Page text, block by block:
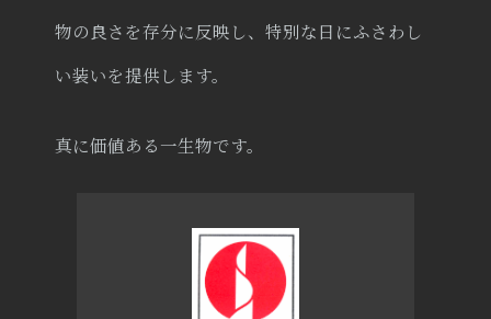
物の良さを存分に反映し、特別な日にふさわし
い装いを提供します。
真に価値ある一生物です。